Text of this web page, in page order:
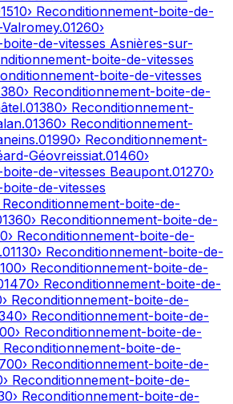
› Reconditionnement-boite-de-
.01260›
de-vitesses Asnières-sur-
boite-de-vitesses
boite-de-vitesses
› Reconditionnement-boite-de-
.01380› Reconditionnement-
.01360› Reconditionnement-
.01990› Reconditionnement-
Géovreissiat.01460›
de-vitesses Beaupont.01270›
de-vitesses
Reconditionnement-boite-de-
› Reconditionnement-boite-de-
› Reconditionnement-boite-de-
.01130› Reconditionnement-boite-de-
› Reconditionnement-boite-de-
› Reconditionnement-boite-de-
› Reconditionnement-boite-de-
› Reconditionnement-boite-de-
› Reconditionnement-boite-de-
Reconditionnement-boite-de-
› Reconditionnement-boite-de-
› Reconditionnement-boite-de-
› Reconditionnement-boite-de-